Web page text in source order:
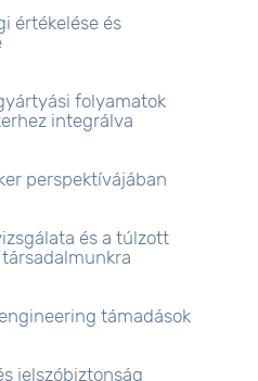
értékelése és
folyamatok
integrálva
perspektívájában
és a túlzott
támadások
jelszóbiztonság